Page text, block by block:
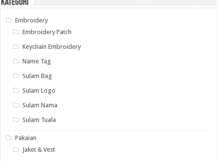
Kategori
Embroidery
Embroidery Patch
Keychain Embroidery
Name Tag
Sulam Bag
Sulam Logo
Sulam Nama
Sulam Tuala
Pakaian
Jaket & Vest